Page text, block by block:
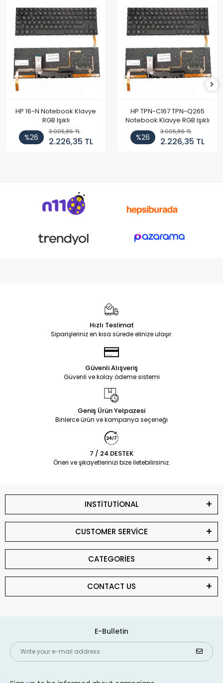
HP 16-N Notebook Klavye
RGB Işıklı
%26
3.005,86 TL
2.226,35 TL
HP TPN-C167 TPN-Q265
Notebook Klavye RGB Işıklı
%26
3.005,86 TL
2.226,35 TL
Hızlı Teslimat
Siparişleriniz en kısa sürede elinize ulaşır.
Güvenli Alışveriş
Güvenli ve kolay ödeme sistemi
Geniş Ürün Yelpazesi
Binlerce ürün ve kampanya seçeneği
7 / 24 DESTEK
Öneri ve şikayetlerinizi bize iletebilirsiniz.
INSTİTUTİONAL
CUSTOMER SERVİCE
CATEGORİES
CONTACT US
E-Bulletin